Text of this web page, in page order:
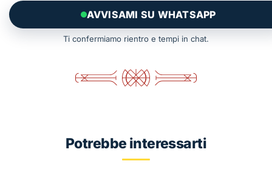
AVVISAMI SU WHATSAPP
Ti confermiamo rientro e tempi in chat.
Potrebbe interessarti